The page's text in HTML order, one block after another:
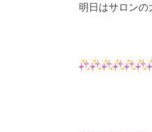
明日はサロンの